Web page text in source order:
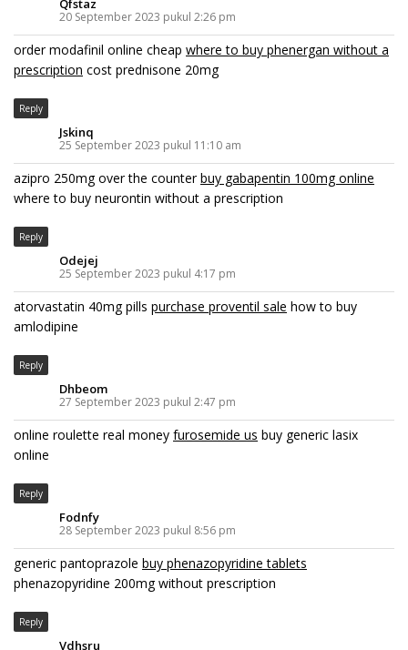
Qfstaz
20 September 2023 pukul 2:26 pm
order modafinil online cheap where to buy phenergan without a
prescription cost prednisone 20mg
Reply
Jskinq
25 September 2023 pukul 11:10 am
azipro 250mg over the counterbuy gabapentin 100mg online
where to buy neurontin without a prescription
Reply
Odejej
25 September 2023 pukul 4:17 pm
atorvastatin 40mg pills purchase proventil sale how to buy
amlodipine
Reply
Dhbeom
27 September 2023 pukul 2:47 pm
online roulette real money furosemide us buy generic lasix
online
Reply
Fodnfy
28 September 2023 pukul 8:56 pm
generic pantoprazole buy phenazopyridine tablets
phenazopyridine 200mg without prescription
Reply
Vdhsru